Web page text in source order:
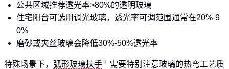
公共区域推荐透光率>80%的透明玻璃
住宅阳台可选用调光玻璃，透光率可调范围通常在20%-9
0%
磨砂或夹丝玻璃会降低30%-50%透光率
特殊场景下， 弧形玻璃扶手
需要特别注意玻璃的热弯工艺质